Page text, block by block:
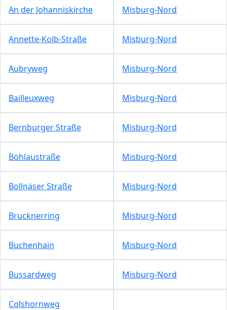
An der Johanniskirche Misburg-Nord
Annette-Kolb-Straße Misburg-Nord
Aubryweg Misburg-Nord
Bailleuxweg Misburg-Nord
Bernburger Straße Misburg-Nord
Böhlaustraße Misburg-Nord
Bollnäser Straße Misburg-Nord
Brucknerring Misburg-Nord
Buchenhain Misburg-Nord
Bussardweg Misburg-Nord
Colshornweg